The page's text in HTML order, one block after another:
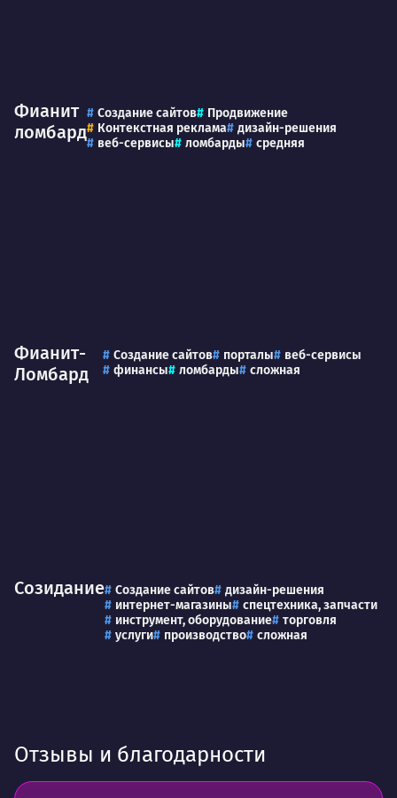
Фианит
ломбард
Создание сайтов
Продвижение
Контекстная реклама
дизайн-решения
веб-сервисы
ломбарды средняя
Фианит-
Ломбард
Создание сайтов порталы
веб-сервисы
финансы
ломбарды сложная
Созидание Создание сайтов
дизайн-решения
интернет-магазины
спецтехника, запчасти
инструмент, оборудование
торговля
услуги
производство сложная
Отзывы и благодарности